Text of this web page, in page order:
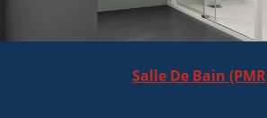
Salle De Bain